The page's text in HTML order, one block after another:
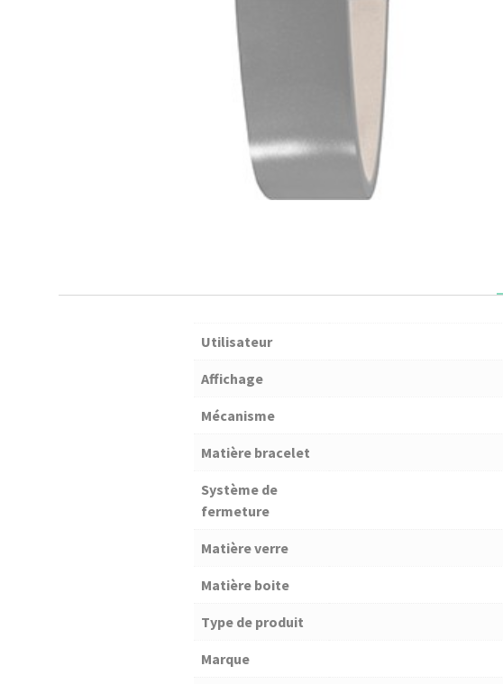
Utilisateur
Affichage
Mécanisme
Matière bracelet
Système de
fermeture
Matière verre
Matière boite
Type de produit
Marque